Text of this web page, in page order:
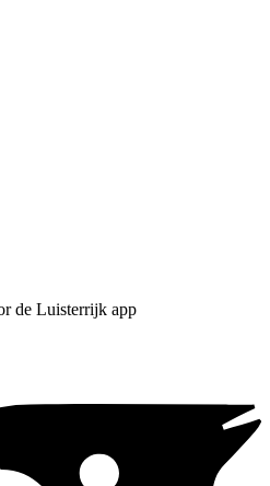
de Luisterrijk app